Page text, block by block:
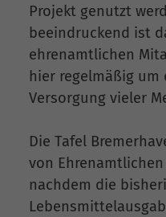
Projekt genutzt
beeindruckend ist
ehrenamtlichen
hier regelmäßig um
Versorgung vieler
Die Tafel
von
nachdem die